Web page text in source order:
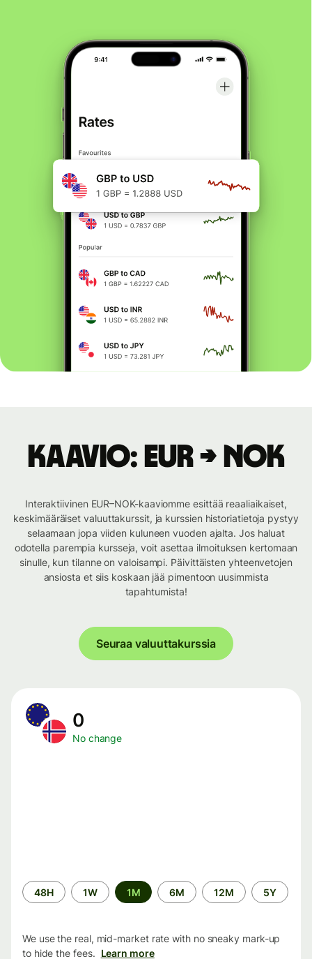
Kaavio: EUR → NOK
Interaktiivinen EUR–NOK-kaaviomme esittää reaaliaikaiset,
keskimääräiset valuuttakurssit, ja kurssien historiatietoja pystyy
selaamaan jopa viiden kuluneen vuoden ajalta. Jos haluat
odotella parempia kursseja, voit asettaa ilmoituksen kertomaan
sinulle, kun tilanne on valoisampi. Päivittäisten yhteenvetojen
ansiosta et siis koskaan jää pimentoon uusimmista
tapahtumista!
Seuraa valuuttakurssia
0
No change
Time
period
48H 1W 1M 6M 12M 5Y
We use the real, mid-market rate with no sneaky mark-up
to hide the fees. Learn more